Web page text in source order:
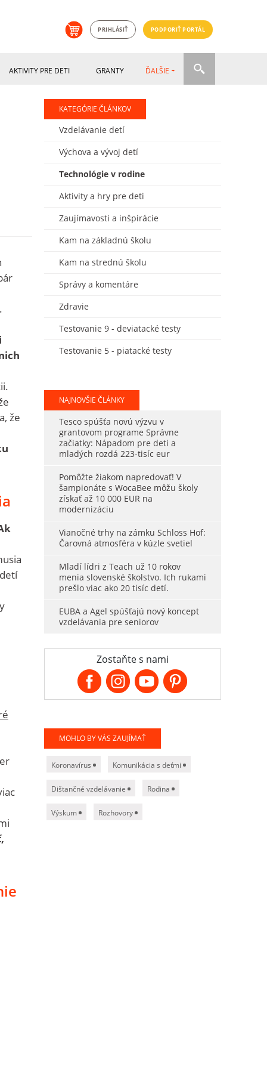
PRIHLÁSIŤ PODPORIŤ PORTÁL
AKTIVITY PRE DETI GRANTY ĎALŠIE
že
KATEGÓRIE ČLÁNKOV
Vzdelávanie detí
Výchova a vývoj detí
Technológie v rodine
Aktivity a hry pre deti
Zaujímavosti a inšpirácie
Kam na základnú školu
Kam na strednú školu
Správy a komentáre
Zdravie
Testovanie 9 - deviatacké testy
Testovanie 5 - piatacké testy
NAJNOVŠIE ČLÁNKY
Tesco spúšťa novú výzvu v
grantovom programe Správne
začiatky: Nápadom pre deti a
mladých rozdá 223-tisíc eur
Pomôžte žiakom napredovať! V
šampionáte s WocaBee môžu školy
získať až 10 000 EUR na
modernizáciu
Vianočné trhy na zámku Schloss Hof:
Čarovná atmosféra v kúzle svetiel
Mladí lídri z Teach už 10 rokov
menia slovenské školstvo. Ich rukami
prešlo viac ako 20 tisíc detí.
EUBA a Agel spúšťajú nový koncept
vzdelávania pre seniorov
Zostaňte s nami
MOHLO BY VÁS ZAUJÍMAŤ
Koronavírus Komunikácia s deťmi
Dištančné vzdelávanie Rodina
Výskum Rozhovory